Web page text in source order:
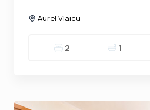
Aurel Vlaicu
2 1